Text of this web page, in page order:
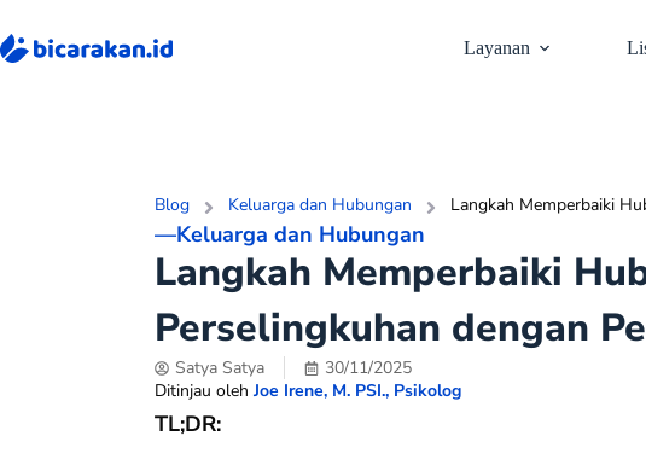
Layanan
Blog Keluarga dan Hubungan Langkah Memperbaiki
—Keluarga dan Hubungan
Langkah Memperbaiki
Perselingkuhan dengan
Satya Satya
30/11/2025
Ditinjau oleh Joe Irene, M. PSI., Psikolog
TL;DR: